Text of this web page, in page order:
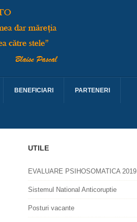
BENEFICIARI PARTENERI
UTILE
EVALUARE PSIHOSOMATICA 2019
Sistemul National Anticoruptie
Posturi vacante